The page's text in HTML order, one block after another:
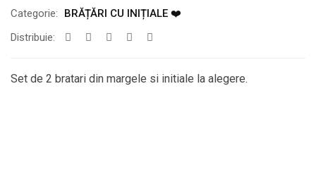
Categorie:
BRĂȚĂRI CU INIȚIALE ❤️
Distribuie:
Set de 2 bratari din margele si initiale la alegere.